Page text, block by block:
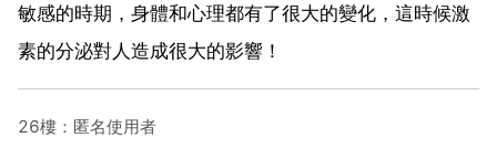
敏感的時期，身體和心理都有了很大的變化，這時候激
素的分泌對人造成很大的影響！
26樓：匿名使用者